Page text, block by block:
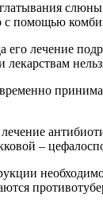
помощью
его лечение
–